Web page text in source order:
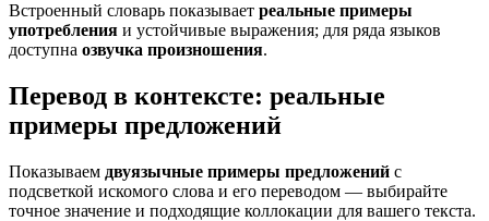
Встроенный словарь показывает реальные примеры
употребления и устойчивые выражения; для ряда языков
доступна озвучка произношения.
Перевод в контексте: реальные
примеры предложений
Показываем двуязычные примеры предложений с
подсветкой искомого слова и его переводом — выбирайте
точное значение и подходящие коллокации для вашего текста.